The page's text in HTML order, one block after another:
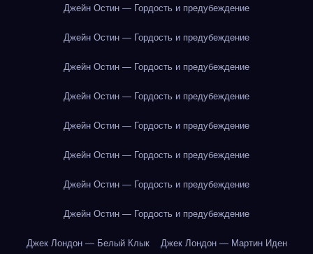
Джейн Остин — Гордость и предубеждение
Джейн Остин — Гордость и предубеждение
Джейн Остин — Гордость и предубеждение
Джейн Остин — Гордость и предубеждение
Джейн Остин — Гордость и предубеждение
Джейн Остин — Гордость и предубеждение
Джейн Остин — Гордость и предубеждение
Джейн Остин — Гордость и предубеждение
Джек Лондон — Белый Клык Джек Лондон — Мартин Иден